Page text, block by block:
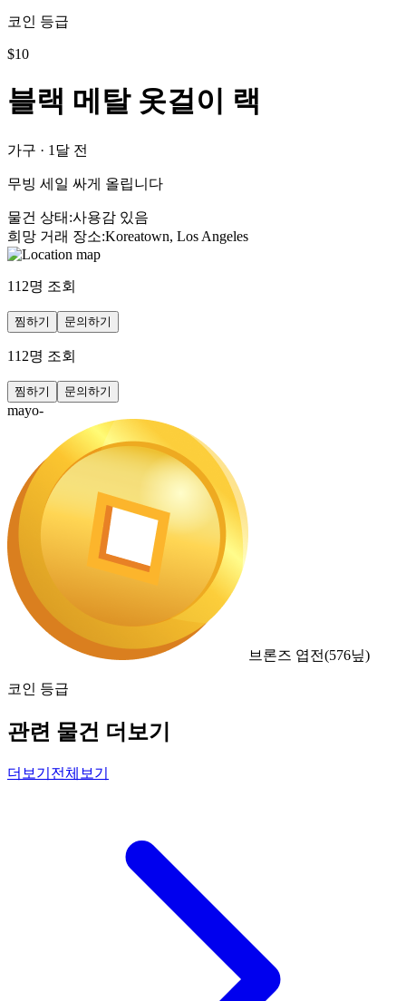
코인 등급
$10
블랙 메탈 옷걸이 랙
가구 · 1달 전
무빙 세일 싸게 올립니다
물건 상태 :사용감 있음
희망 거래 장소:Koreatown, Los Angeles
112명 조회
찜하기 문의하기
112명 조회
찜하기 문의하기
mayo-
브론즈 엽전(576닢)
코인 등급
관련 물건 더보기
더보기 전체보기